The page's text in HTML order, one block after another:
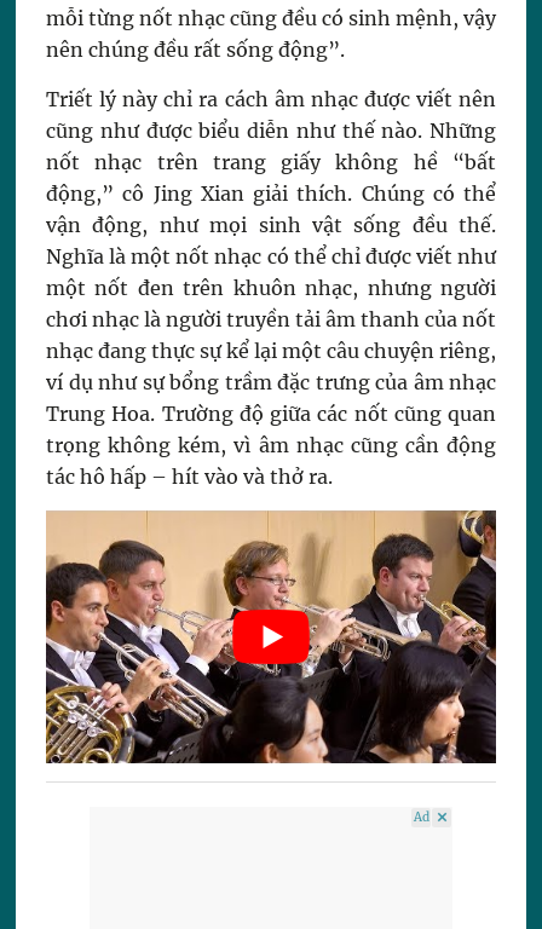
mỗi từng nốt nhạc cũng đều có sinh mệnh, vậy
nên chúng đều rất sống động”.
Triết lý này chỉ ra cách âm nhạc được viết nên
cũng như được biểu diễn như thế nào. Những
nốt nhạc trên trang giấy không hề “bất
động,” cô Jing Xian giải thích. Chúng có thể
vận động, như mọi sinh vật sống đều thế.
Nghĩa là một nốt nhạc có thể chỉ được viết như
một nốt đen trên khuôn nhạc, nhưng người
chơi nhạc là người truyền tải âm thanh của nốt
nhạc đang thực sự kể lại một câu chuyện riêng,
ví dụ như sự bổng trầm đặc trưng của âm nhạc
Trung Hoa. Trường độ giữa các nốt cũng quan
trọng không kém, vì âm nhạc cũng cần động
tác hô hấp – hít vào và thở ra.
Ad